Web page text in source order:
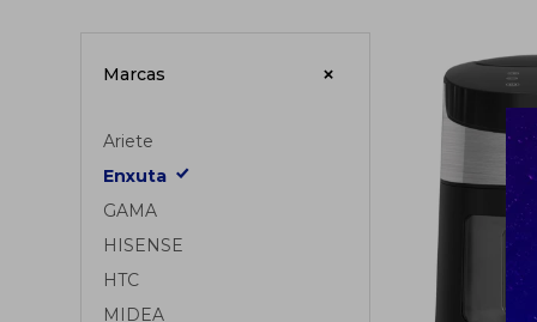
Marcas
Ariete
Enxuta
GAMA
HISENSE
HTC
MIDEA